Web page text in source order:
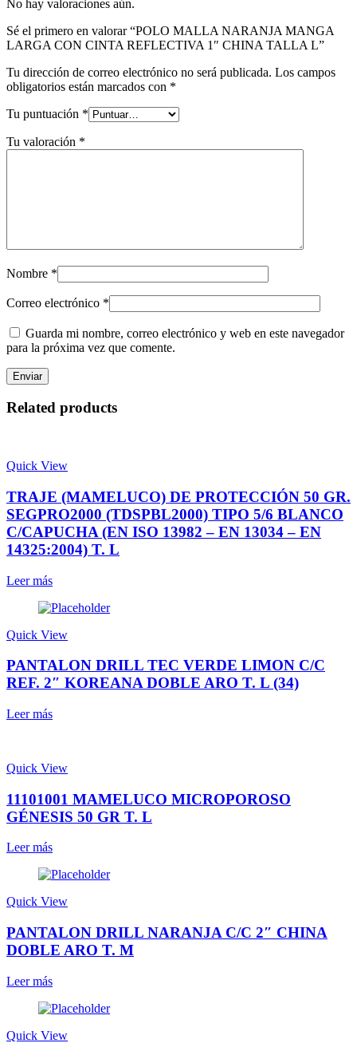
No hay valoraciones aún.
Sé el primero en valorar “POLO MALLA NARANJA MANGA
LARGA CON CINTA REFLECTIVA 1″ CHINA TALLA L”
Tu dirección de correo electrónico no será publicada. Los campos
obligatorios están marcados con *
Tu puntuación *
Tu valoración *
Nombre *
Correo electrónico *
Guarda mi nombre, correo electrónico y web en este navegador
para la próxima vez que comente.
Related products
Quick View
TRAJE (MAMELUCO) DE PROTECCIÓN 50 GR.
SEGPRO2000 (TDSPBL2000) TIPO 5/6 BLANCO
C/CAPUCHA (EN ISO 13982 – EN 13034 – EN
14325:2004) T. L
Leer más
Quick View
PANTALON DRILL TEC VERDE LIMON C/C
REF. 2″ KOREANA DOBLE ARO T. L (34)
Leer más
Quick View
11101001 MAMELUCO MICROPOROSO
GÉNESIS 50 GR T. L
Leer más
Quick View
PANTALON DRILL NARANJA C/C 2″ CHINA
DOBLE ARO T. M
Leer más
Quick View